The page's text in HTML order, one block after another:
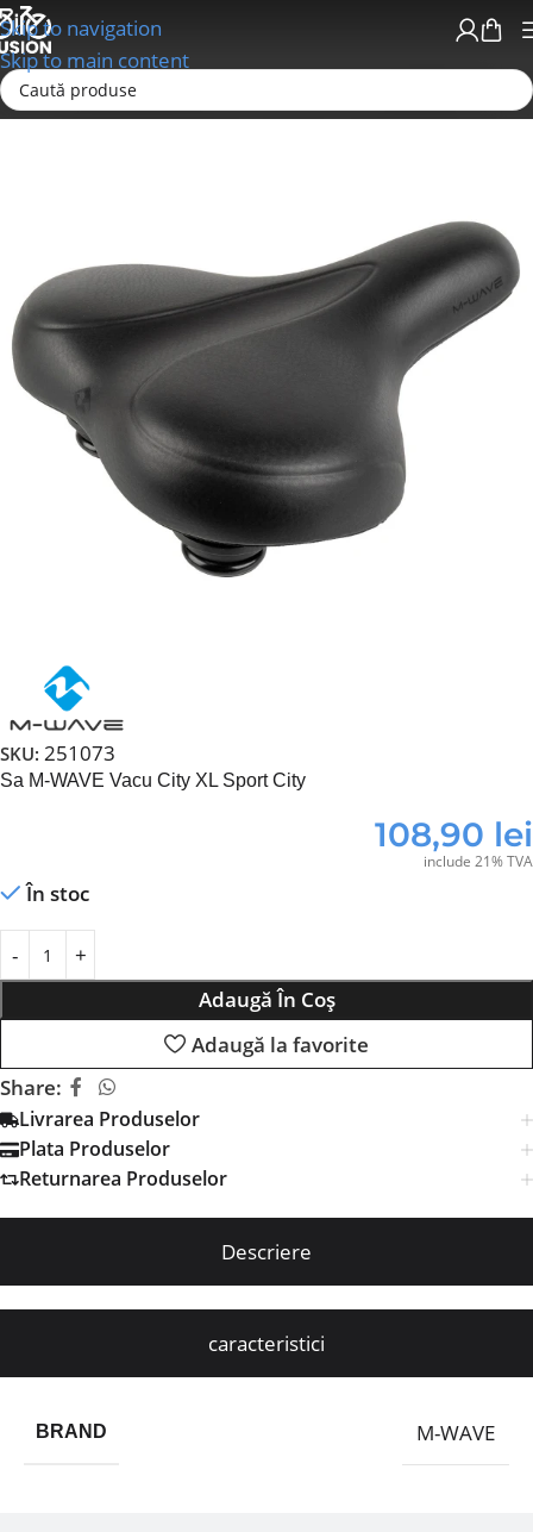
Skip to navigation
Skip to main content
Prima pagină
SKU: 251073
Sa M-WAVE Vacu City XL Sport City
108,90 lei
include 21% TVA
În stoc
Adaugă În Coș
Adaugă la favorite
Share:
Livrarea Produselor
Plata Produselor
Returnarea Produselor
Descriere
caracteristici
BRAND M-WAVE